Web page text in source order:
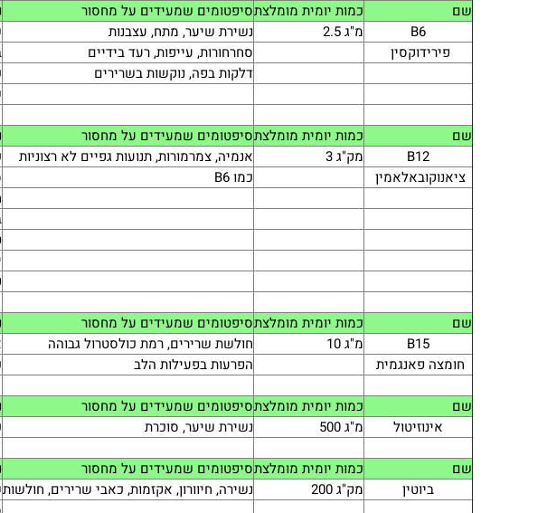
שם כמות יומית מומלצתסיפטומים שמעידים על מחסור
B6
מ"ג 2.5 נשירת שיער, מתח, עצבנות
פירידוקסין
סחרחורות, עייפות, רעד בידיים
דלקות בפה, נוקשות בשרירים
שם כמות יומית מומלצתסיפטומים שמעידים על מחסור
B12
מק"ג 3 אנמיה, צמרמורות, תנועות גפיים לא רצוניות
ציאנוקובאלאמין
כמו B6
שם כמות יומית מומלצתסיפטומים שמעידים על מחסור
B15
מ"ג 10 חולשת שרירים, רמת כולסטרול גבוהה
חומצה פאנגמית
הפרעות בפעילות הלב
שם כמות יומית מומלצתסיפטומים שמעידים על מחסור
אינוזיטול
מ"ג 500 נשירת שיער, סוכרת
שם כמות יומית מומלצתסיפטומים שמעידים על מחסור
ביוטין
מק"ג 200 נשירה, חיוורון, אקזמות, כאבי שרירים, חולשות